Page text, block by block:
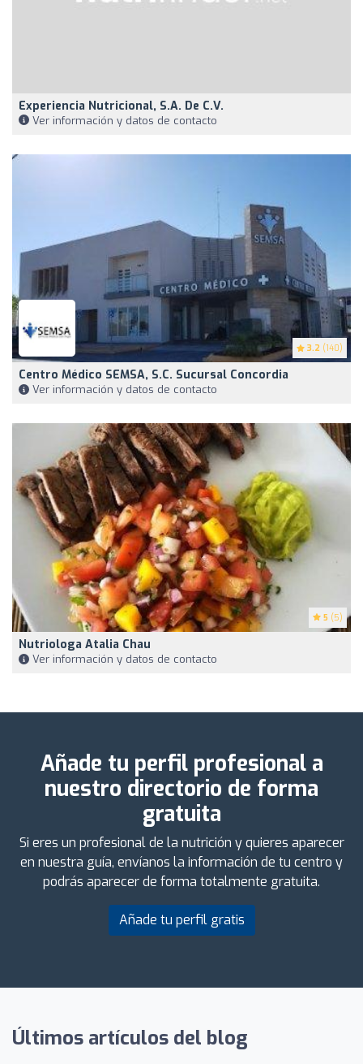
Experiencia Nutricional, S.a. De C.v.
Ver información y datos de contacto
3.2 (140)
Centro Médico SEMSA, S.C. Sucursal Concordia
Ver información y datos de contacto
5 (5)
Nutriologa Atalia Chau
Ver información y datos de contacto
Añade tu perfil profesional a
nuestro directorio de forma
gratuita
Si eres un profesional de la nutrición y quieres aparecer
en nuestra guía, envíanos la información de tu centro y
podrás aparecer de forma totalmente gratuita.
Añade tu perfil gratis
Últimos artículos del blog